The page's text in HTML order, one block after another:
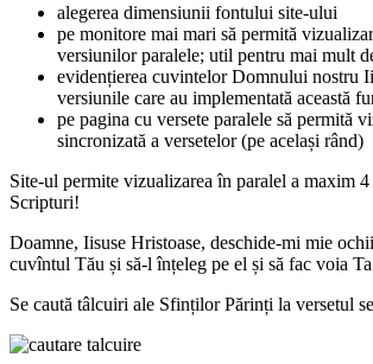
alegerea dimensiunii fontului site-ului
pe monitore mai mari să permită
versiunilor paralele; util pentru mai mult
evidențierea cuvintelor Domnului nostru
versiunile care au implementată această
pe pagina cu versete paralele să permită
sincronizată a versetelor (pe același rând)
Site-ul permite vizualizarea în paralel a maxim
Scripturi!
Doamne, Iisuse Hristoase, deschide-mi mie
cuvîntul Tău și să-l înțeleg pe el și să fac voia
Se caută tâlcuiri ale Sfinților Părinți la versetul